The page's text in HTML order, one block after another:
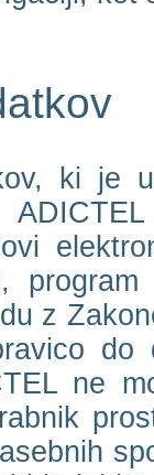
ki je
z
do
ne